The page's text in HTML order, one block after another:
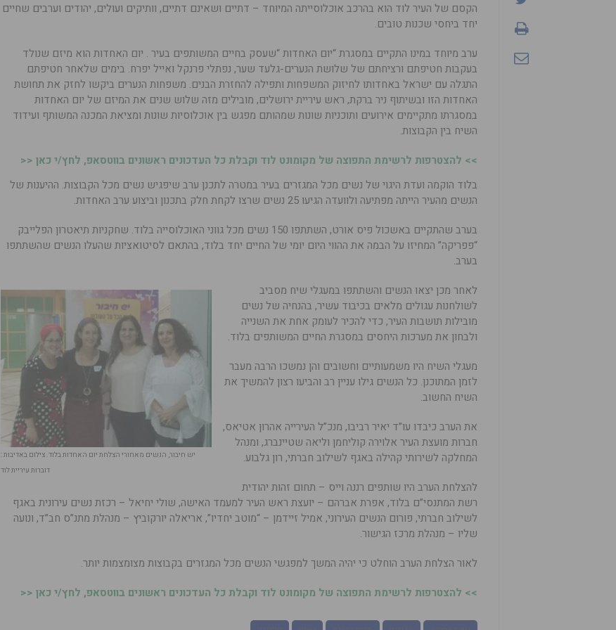
הקסם של העיר לוד הוא בהרכב אוכלוסייתה המיוחד – דתיים ושאינם דתיים, וותיקים ועולים, יהודים וערבים שחיים
יחד ביחסי שכנות טובים.
ערב מיוחד במינו התקיים במסגרת “יום האחדות “שעסק בחיים המשותפים בעיר . יום האחדות הוא מיזם שנולד
בעקבות חטיפתם ורציחתם של שלושת הנערים-גלעד שער, נפתלי פרנקל ואייל יפרח. בימים שלאחר חטיפתם
התגלה עם ישראל באחדותו לחיזוק המשפחות ותפילה להחזרת הבנים. משפחות הנערים ביקשו לחזק את תחושת
האחדות הזו ובשיתוף ניר ברקת, ראש עיריית ירושלים, מובילים מזה שלוש שנים את המיזם של יום האחדות
במסגרתו מתקיימים אירועים ותוכניות שונות שמהותם מפגש בין אוכלוסיות שונות ומציאת המכנה המשותף ועידוד
השיח בין הקבוצות.
>> להצטרפות לרשימת התפוצה של מקומונט לוד וקבלת כל העדכונים ראשונים בווטסאפ, לחץ/י כאן <<
בלוד הוקמה ועדת היגוי של נשים מכל המגזרים בעיר במטרה לתכנן ערב שיפגיש נשים מכל הקבוצות. ההיענות של
הנשים מהעיר הייתה מפתיעה ולוועדה הגיעו 25 נשים שרצו לקחת חלק בתכנון וביצוע ערב האחדות.
בערב שהתקיים באשכול פיס אורט, השתתפו 150 נשים מכל גווני האוכלוסייה בלוד. שחקניות תיאטרון הפלייבק
“פפריקה” המחיזו על הבמה את ההווי היום יומי של החיים יחד בלוד, בהתאם לסיטואציות שהעלו הנשים שהשתתפו
בערב.
יש חיבור, הנשים מאחורי הצלחת יום האחדות בלוד. צילום באדיבות :
דוברות עיריית לוד
לאחר מכן יצאו הנשים והשתתפו במעגלי שיח מסביב
לשולחנות עגולים מלאים בכיבוד עשיר, בהנחיה של נשים
מובילות תושבות העיר, כדי להכיר לעומק אחת את השנייה
ולבחון את מערכות היחסים במסגרת החיים המשותפים בלוד.
מעגלי השיח היו משמעותיים וחשובים והן נמשכו הרבה מעבר
לזמן המתוכנן. כל הנשים גילו עניין רב והביעו רצון להמשיך את
השיח החשוב.
את הערב כיבדו עו”ד יאיר רביבו, מנכ”ל העירייה אהרון אטיאס,
חברות מועצת העיר אלוירה קוליחמן וליאה שטיינברג, ומנהל
המחלקה לשירותי קהילה באגף לשילוב חברתי, רון גלבוע.
להצלחת הערב היו שותפים רננה וייס – תחום זהות יהודית
רשת המתנסי”ם בלוד, אפרת אברהם – יועצת ראש העיר למעמד האישה, שולי יחיאל – רכזת נשים עירונית באגף
לשילוב חברתי, פורום הנשים העירוני, אמיל זיידמן – “מוטב יחדיו”, אריאלה יורקוביץ – מנהלת מתנ”ס חב”ד, ונועה
שליו – מנהלת מרכז הגישור.
לאור הצלחת הערב הוחלט כי יהיה המשך למפגשי הנשים מכל המגזרים בקבוצות מצומצמות יותר.
>> להצטרפות לרשימת התפוצה של מקומונט לוד וקבלת כל העדכונים ראשונים בווטסאפ, לחץ/י כאן <<